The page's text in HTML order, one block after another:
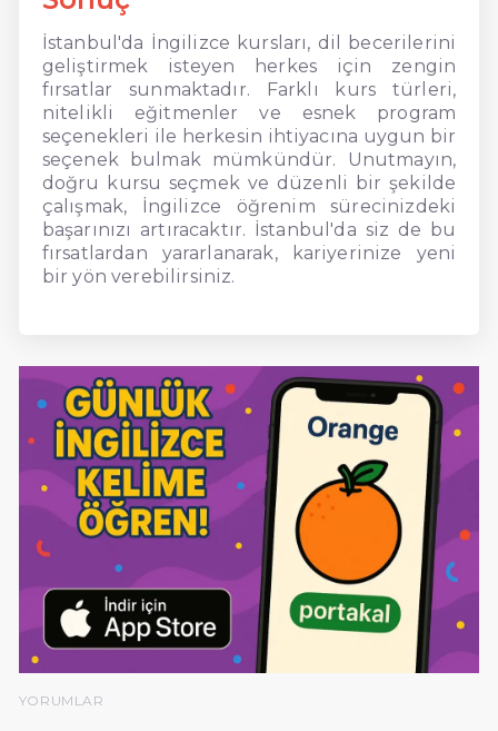
İstanbul'da İngilizce kursları, dil becerilerini
geliştirmek isteyen herkes için zengin
fırsatlar sunmaktadır. Farklı kurs türleri,
nitelikli eğitmenler ve esnek program
seçenekleri ile herkesin ihtiyacına uygun bir
seçenek bulmak mümkündür. Unutmayın,
doğru kursu seçmek ve düzenli bir şekilde
çalışmak, İngilizce öğrenim sürecinizdeki
başarınızı artıracaktır. İstanbul'da siz de bu
fırsatlardan yararlanarak, kariyerinize yeni
bir yön verebilirsiniz.
YORUMLAR